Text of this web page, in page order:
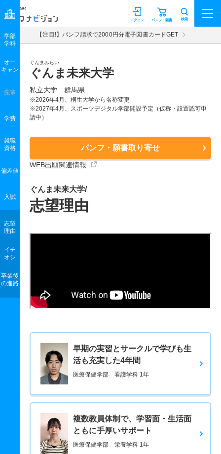
マナビジョン パンフ・願書
ログイン 検索
【注目!】パンフ請求で2000円分電子図書カードGET
ぐんまみらい
ぐんま未来大学
私立大学 群馬県
※2026年4月、桐生大学から名称変更
※2027年4月、スポーツデジタル学部開設予定（仮称・設置認可申
請中）
パンフ・願書取り寄せ
WEB出願関連情報
学部
学科
オー
キャン
先輩
学費
就職
資格
偏差値
入試
志望
理由
イチ
オシ
卒業後
の進路
ぐんま未来大学/
志望理由
早期の実習とサークルで学びも生
活も充実した4年間
医療保健学部 看護学科 1年
複数教員体制で、学習面・生活面
ともに手厚いサポート
医療保健学部 栄養学科 1年